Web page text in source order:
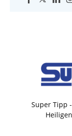
Super Tipp